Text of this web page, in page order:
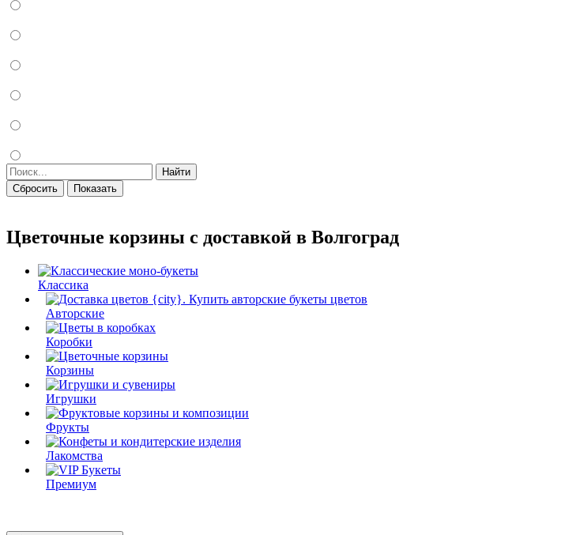
Найти
Сбросить
Показать
Цветочные корзины с доставкой в Волгоград
Классика
Авторские
Коробки
Корзины
Игрушки
Фрукты
Лакомства
Премиум